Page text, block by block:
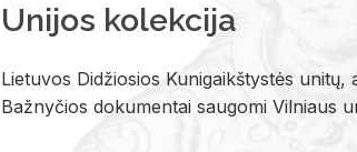
Unijos kolekcija
Lietuvos Didžiosios Kunigaikštystės unitų,
Bažnyčios dokumentai saugomi Vilniaus